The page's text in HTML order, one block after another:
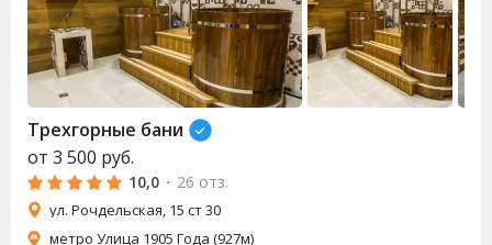
Трехгорные бани
от 3 500 руб.
10,0 · 26 отз.
ул. Рочдельская, 15 ст 30
метро Улица 1905 Года (927м)